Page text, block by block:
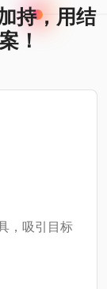
持，用结
！
，吸引目标